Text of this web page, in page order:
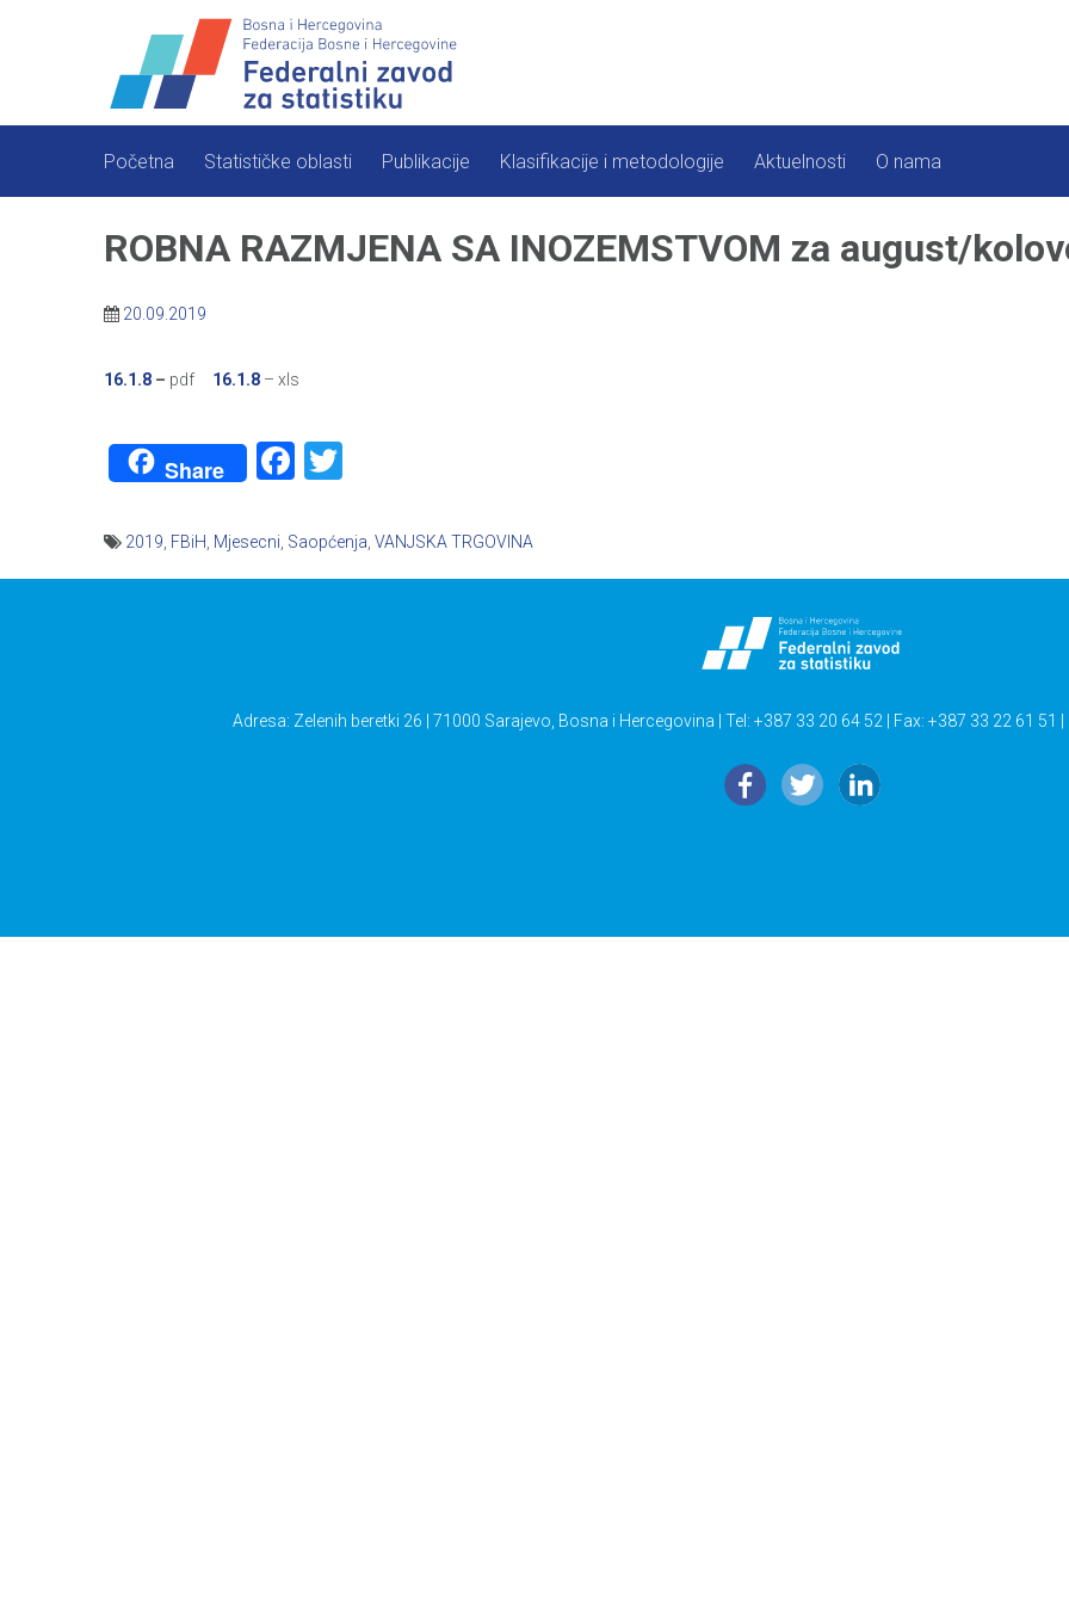
Početna Statističke oblasti Publikacije Klasifikacije i metodologije Aktuelnosti O nama
ROBNA RAZMJENA SA INOZEMSTVOM za august/
20.09.2019
16.1.8 – pdf 16.1.8 – xls
Share Facebook
2019 FBiH Mjesecni Saopćenja VANJSKA TRGOVINA
Adresa: Zelenih beretki 26 | 71000 Sarajevo, Bosna i Hercegovina | Tel: +387 33 20 64 52 | Fax: +387 33 22 61 51 |